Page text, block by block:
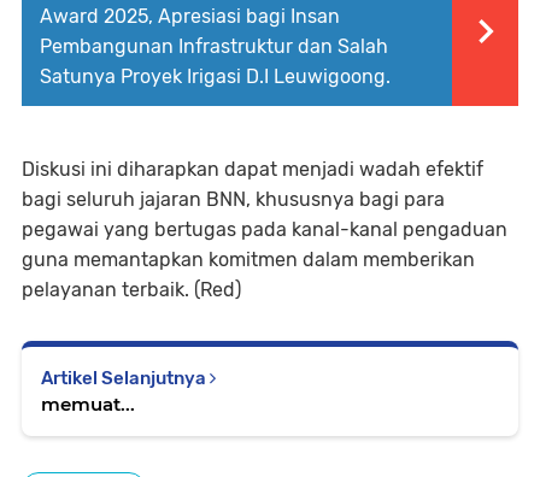
Award 2025, Apresiasi bagi Insan
Pembangunan Infrastruktur dan Salah
Satunya Proyek Irigasi D.I Leuwigoong.
Diskusi ini diharapkan dapat menjadi wadah efektif
bagi seluruh jajaran BNN, khususnya bagi para
pegawai yang bertugas pada kanal-kanal pengaduan
guna memantapkan komitmen dalam memberikan
pelayanan terbaik. (Red)
Artikel Selanjutnya
memuat...